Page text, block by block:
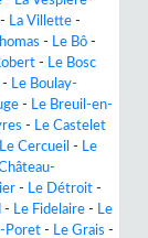
- La Villette -
- Le Bô -
- Le Bosc
- Le Boulay-
- Le Breuil-en-
- Le Castelet
Le Cercueil - Le
- Le Détroit -
- Le Fidelaire - Le
Poret - Le Grais -